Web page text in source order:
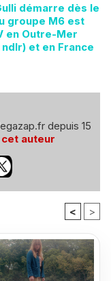
démarre dès le
groupe M6 est
en Outre-Mer
et en France
depuis 15
auteur
< >